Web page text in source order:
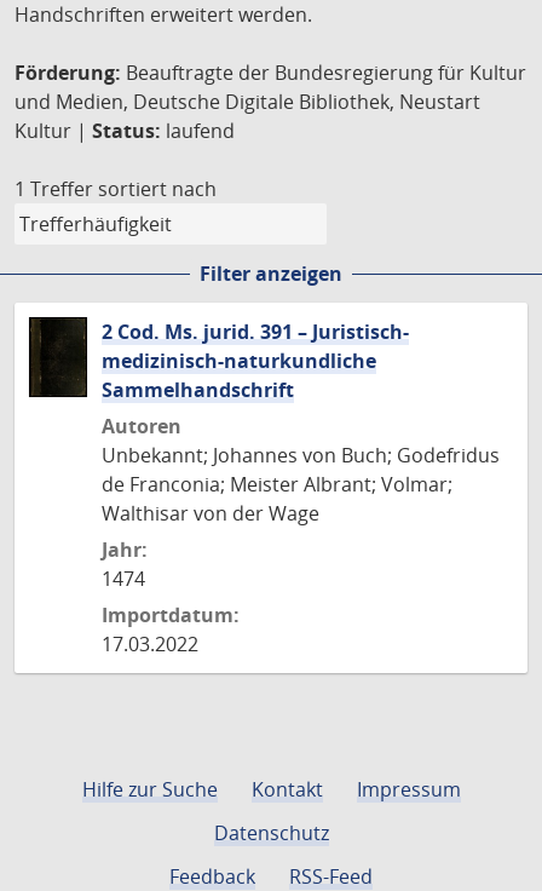
Handschriften erweitert werden.
Förderung: Beauftragte der Bundesregierung für Kultur
und Medien, Deutsche Digitale Bibliothek, Neustart
Kultur | Status: laufend
1 Treffer sortiert nach
Filter anzeigen
2 Cod. Ms. jurid. 391 – Juristisch-
medizinisch-naturkundliche
Sammelhandschrift
Autoren
Unbekannt; Johannes von Buch; Godefridus
de Franconia; Meister Albrant; Volmar;
Walthisar von der Wage
Jahr:
1474
Importdatum:
17.03.2022
Hilfe zur Suche Kontakt
Impressum
Datenschutz
Feedback
RSS-Feed